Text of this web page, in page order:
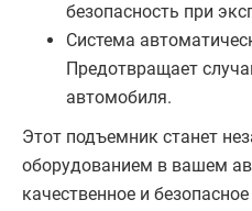
безопасность при
Система
Предотвращает
автомобиля.
Этот подъемник станет
оборудованием в вашем
качественное и